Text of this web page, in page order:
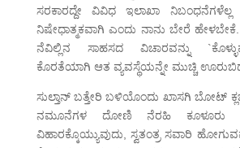
ಸರಕಾರದ್ದೇ ವಿವಿಧ ಇಲಾಖಾ ನಿಬಂಧನೆಗಳೆಲ್ಲ
ನಿಷೇಧಾತ್ಮಕವಾಗಿ ಎಂದು ನಾನು ಬೇರೆ
ನೆವಿಲ್ಲಿನ ಸಾಹಸದ ವಿಚಾರವನ್ನು
ಕೊರತೆಯಾಗಿ ಆತ ವ್ಯವಸ್ಥೆಯನ್ನೇ ಮುಚ್ಚಿ
ಸುಲ್ತಾನ್ ಬತ್ತೇರಿ ಬಳಿಯೊಂದು ಖಾಸಗಿ ಬೋಟ್
ನಮೂನೆಗಳ ದೋಣಿ ನೆರಹಿ ಕೂಳೂರು
ವಿಹಾರಕ್ಕೊಯ್ಯುವುದು, ಸ್ವತಂತ್ರ ಸವಾರಿ